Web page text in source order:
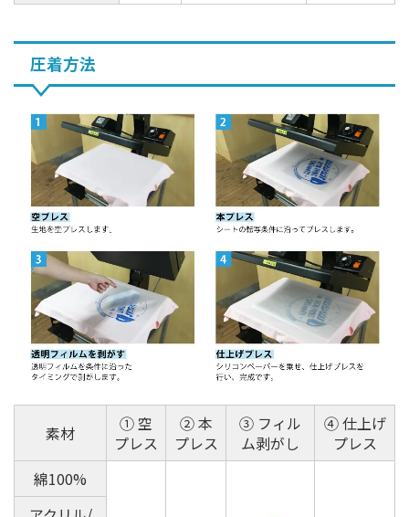
圧着方法
素材
① 空
プレス
② 本
プレス
③ フィル
ム剥がし
④ 仕上げ
プレス
綿100%